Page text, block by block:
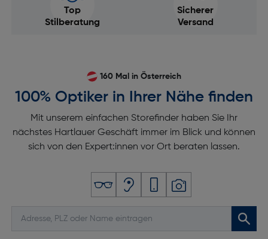
Top
Stilberatung
Sicherer
Versand
160 Mal in Österreich
100% Optiker in Ihrer Nähe finden
Mit unserem einfachen Storefinder haben Sie Ihr
nächstes Hartlauer Geschäft immer im Blick und können
sich von den Expert:innen vor Ort beraten lassen.